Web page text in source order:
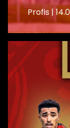
A
Profis |